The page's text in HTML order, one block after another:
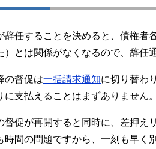
辞任することを決めると、債権者
）とは関係がなくなるので、辞任
の督促は一括請求通知に切り替わ
に支払えることはまずありません。
督促が再開すると同時に、差押え
時間の問題ですから、一刻も早く